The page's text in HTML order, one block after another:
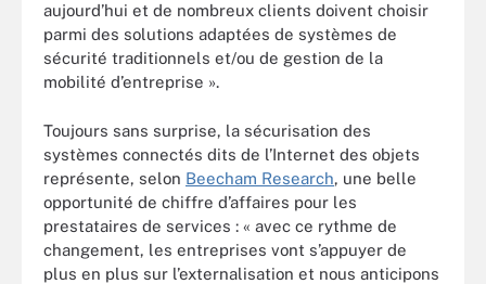
aujourd’hui et de nombreux clients doivent choisir
parmi des solutions adaptées de systèmes de
sécurité traditionnels et/ou de gestion de la
mobilité d’entreprise ».
Toujours sans surprise, la sécurisation des
systèmes connectés dits de l’Internet des objets
représente, selon Beecham Research, une belle
opportunité de chiffre d’affaires pour les
prestataires de services : « avec ce rythme de
changement, les entreprises vont s’appuyer de
plus en plus sur l’externalisation et nous anticipons